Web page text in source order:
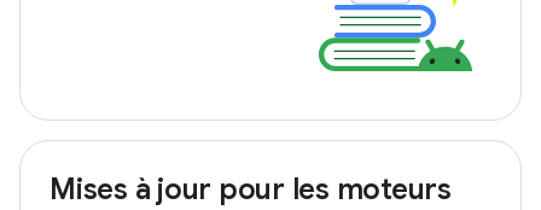
Mises à jour pour les moteurs